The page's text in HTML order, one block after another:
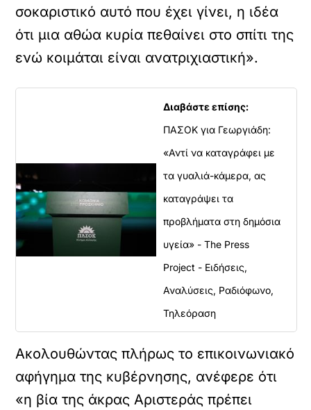
σοκαριστικό αυτό που έχει γίνει, η ιδέα
ότι μια αθώα κυρία πεθαίνει στο σπίτι της
ενώ κοιμάται είναι ανατριχιαστική».
Διαβάστε επίσης:
ΠΑΣΟΚ για Γεωργιάδη:
«Αντί να καταγράφει με
τα γυαλιά-κάμερα, ας
καταγράψει τα
προβλήματα στη δημόσια
υγεία» - The Press
Project - Ειδήσεις,
Αναλύσεις, Ραδιόφωνο,
Τηλεόραση
Ακολουθώντας πλήρως το επικοινωνιακό
αφήγημα της κυβέρνησης, ανέφερε ότι
«η βία της άκρας Αριστεράς πρέπει